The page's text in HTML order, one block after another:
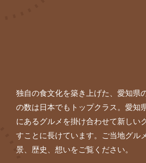
独自の食文化を築き上げた、愛知県
の数は日本でもトップクラス。愛知
にあるグルメを掛け合わせて新しい
すことに長けています。ご当地グル
景、歴史、想いをご覧ください。